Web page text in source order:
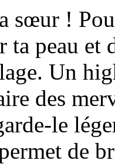
sœur !
ta peau
Un
des
le
de